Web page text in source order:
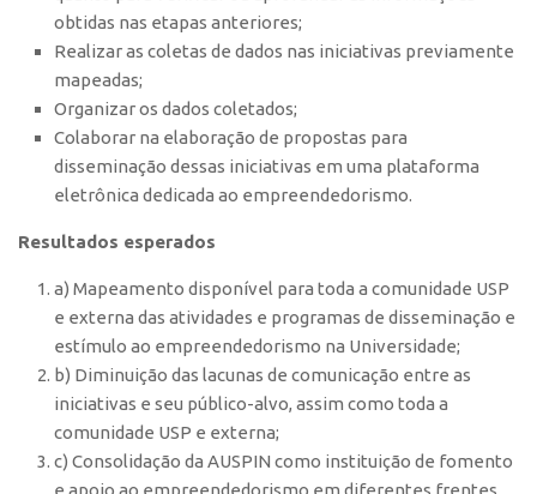
Patentes em Destaque
Inteligência Competitiva
Showroom de Tecnologias
Empreendedorismo
Jornada Empreendedora
Prêmio USP de Empreendedorismo
Entidades
Pesquisa
EMBRAPIIs
obtidas nas etapas anteriores;
Realizar as coletas de dados nas iniciativas previamente
mapeadas;
Organizar os dados coletados;
Colaborar na elaboração de propostas para
disseminação dessas iniciativas em uma plataforma
eletrônica dedicada ao empreendedorismo.
Resultados esperados
a) Mapeamento disponível para toda a comunidade USP
e externa das atividades e programas de disseminação e
estímulo ao empreendedorismo na Universidade;
b) Diminuição das lacunas de comunicação entre as
iniciativas e seu público-alvo, assim como toda a
comunidade USP e externa;
c) Consolidação da AUSPIN como instituição de fomento
e apoio ao empreendedorismo em diferentes frentes